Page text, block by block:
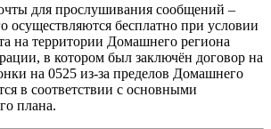
для прослушивания сообщений –
осуществляются бесплатно при условии
на территории Домашнего региона
в котором был заключён договор на
на 0525 из-за пределов Домашнего
в соответствии с основными
плана.